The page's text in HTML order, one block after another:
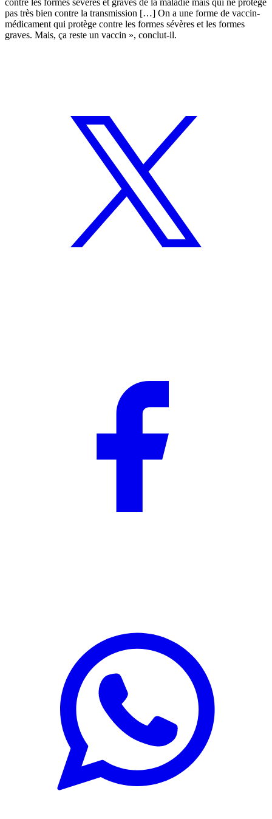
contre les formes sévères et graves de la maladie mais qui ne protège
pas très bien contre la transmission […] On a une forme de vaccin-
médicament qui protège contre les formes sévères et les formes
graves. Mais, ça reste un vaccin », conclut-il.